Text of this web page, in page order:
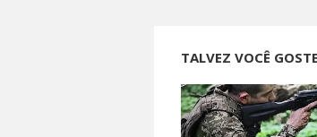
TALVEZ VOCÊ